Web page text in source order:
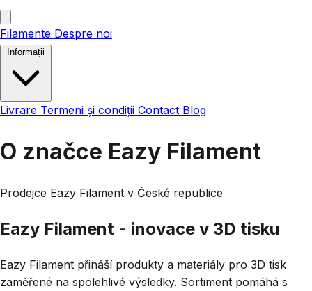
Filamente Despre noi
Livrare Termeni și condiții Contact Blog
O značce Eazy Filament
Prodejce Eazy Filament v České republice
Eazy Filament - inovace v 3D tisku
Eazy Filament přináší produkty a materiály pro 3D tisk
zaměřené na spolehlivé výsledky. Sortiment pomáhá s